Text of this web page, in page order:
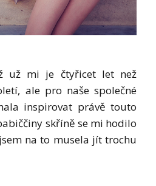
už mi je čtyřicet let než
ale pro naše společné
inspirovat právě touto
skříně se mi hodilo
na to musela jít trochu